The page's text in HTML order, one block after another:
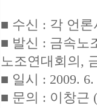
■ 수신 : 각 언
■ 발신 : 금속노
노조연대회의,
■ 일시 : 2009.
■ 문의 : 이창근